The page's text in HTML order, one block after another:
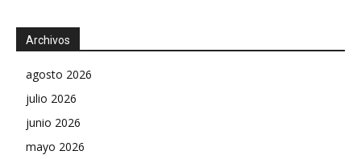
Archivos
agosto 2026
julio 2026
junio 2026
mayo 2026